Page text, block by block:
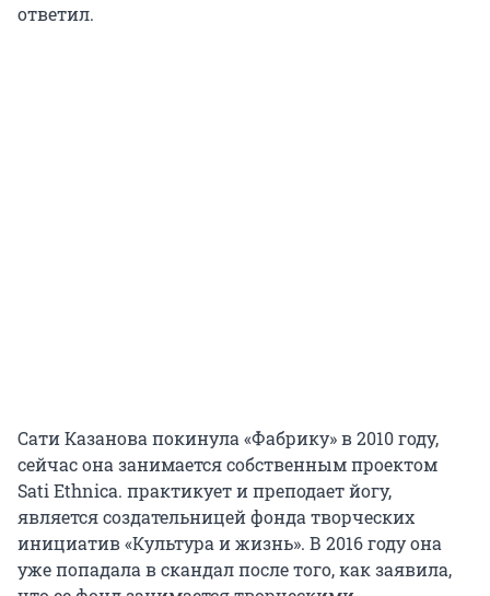
ответил.
Сати Казанова покинула «Фабрику» в 2010 году,
сейчас она занимается собственным проектом
Sati Ethnica. практикует и преподает йогу,
является создательницей фонда творческих
инициатив «Культура и жизнь». В 2016 году она
уже попадала в скандал после того, как заявила,